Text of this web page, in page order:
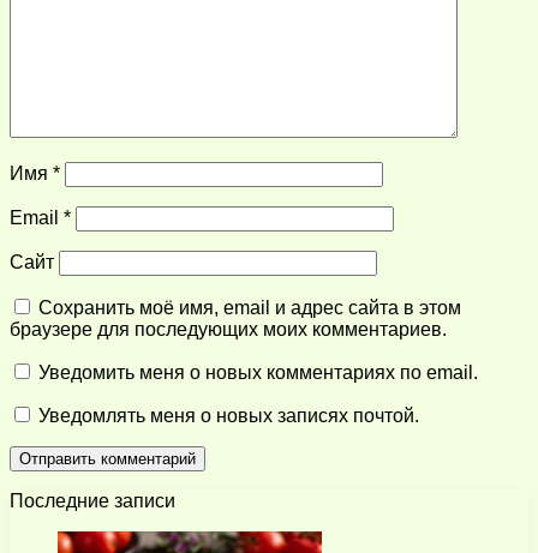
Имя *
Email *
Сайт
Сохранить моё имя, email и адрес сайта в этом
браузере для последующих моих комментариев.
Уведомить меня о новых комментариях по email.
Уведомлять меня о новых записях почтой.
Последние записи